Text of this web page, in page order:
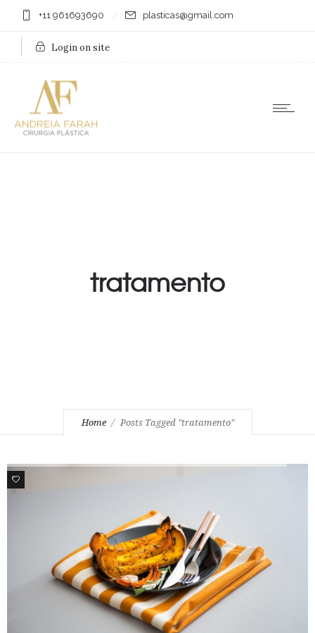
+11 961693690 plasticas@gmail.com
Login on site
tratamento
Home Posts Tagged "tratamento"
0